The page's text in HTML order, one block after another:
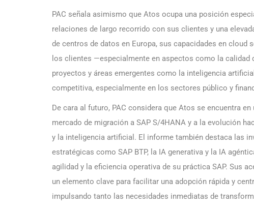
PAC señala asimismo que Atos ocupa una posición
relaciones de largo recorrido con sus clientes y una
de centros de datos en Europa, sus capacidades en
los clientes —especialmente en aspectos como la calidad
proyectos y áreas emergentes como la inteligencia
competitiva, especialmente en los sectores público y
De cara al futuro, PAC considera que Atos se encuentra
mercado de migración a SAP S/4HANA y a la evolución
y la inteligencia artificial. El informe también destaca las
estratégicas como SAP BTP, la IA generativa y la IA
agilidad y la eficiencia operativa de su práctica SAP. Sus
un elemento clave para facilitar una adopción rápida y
impulsando tanto las necesidades inmediatas de